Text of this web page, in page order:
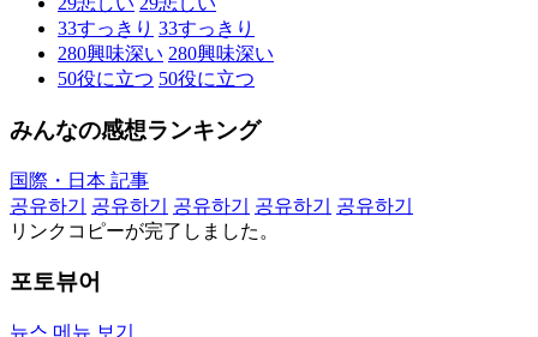
33すっきり 33すっきり
280興味深い 280興味深い
50役に立つ 50役に立つ
みんなの感想ランキング
国際・日本 記事
공유하기
공유하기 공유하기 공유하기
공유하기
リンクコピーが完了しました。
포토뷰어
뉴스 메뉴 보기